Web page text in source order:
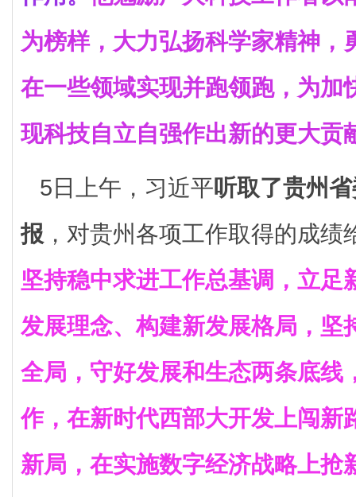
为榜样，大力弘扬科学家精神，
在一些领域实现并跑领跑，为加
现科技自立自强作出新的更大贡
5日上午，习近平听取了贵州
报 ，对贵州各项工作取得的成绩
坚持稳中求进工作总基调，立足
发展理念、构建新发展格局，坚
全局，守好发展和生态两条底线
作，在新时代西部大开发上闯新
新局，在实施数字经济战略上抢